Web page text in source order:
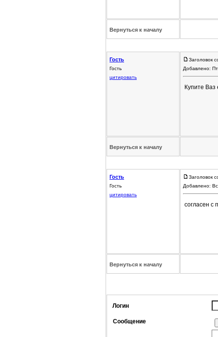
Вернуться к началу
Гость
Гость
цитировать
Заголовок
Добавлено:
Купите Ваз
Вернуться к началу
Гость
Гость
цитировать
Заголовок
Добавлено:
согласен с
Вернуться к началу
Логин
Сообщение